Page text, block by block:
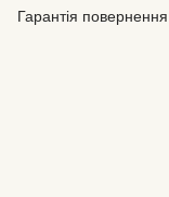
Гарантія